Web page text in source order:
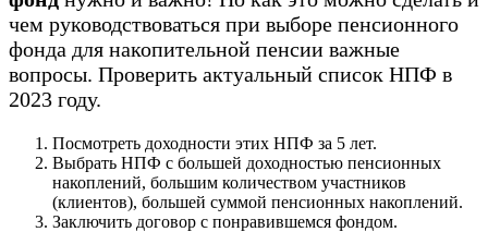
чем руководствоваться при выборе пенсионного
фонда для накопительной пенсии важные
вопросы. Проверить актуальный список НПФ в
2023 году.
Посмотреть доходности этих НПФ за 5 лет.
Выбрать НПФ с большей доходностью пенсионных
накоплений, большим количеством участников
(клиентов), большей суммой пенсионных накоплений.
Заключить договор с понравившемся фондом.